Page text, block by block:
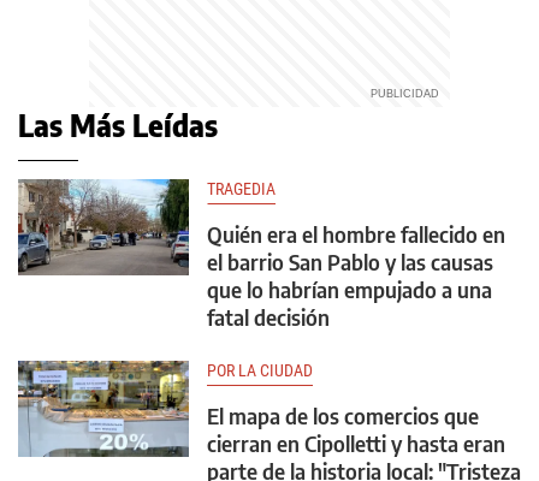
Las Más Leídas
TRAGEDIA
Quién era el hombre fallecido en
el barrio San Pablo y las causas
que lo habrían empujado a una
fatal decisión
POR LA CIUDAD
El mapa de los comercios que
cierran en Cipolletti y hasta eran
parte de la historia local: "Tristeza